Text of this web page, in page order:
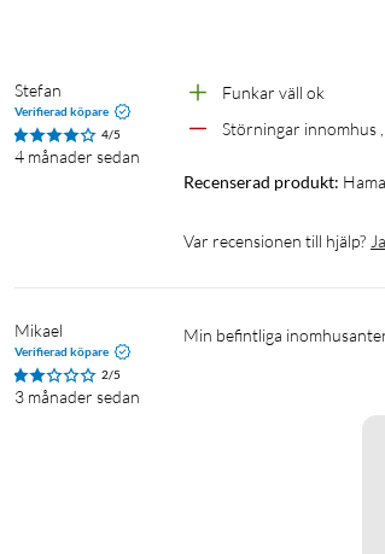
Stefan
Verifierad köpare
4/5
4 månader sedan
Funkar väll ok
Störningar innomhus
Recenserad produkt:
Var recensionen till hjälp? Ja
Mikael
Verifierad köpare
2/5
3 månader sedan
Min befintliga